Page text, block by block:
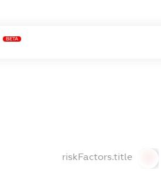
BETA
riskFactors.title